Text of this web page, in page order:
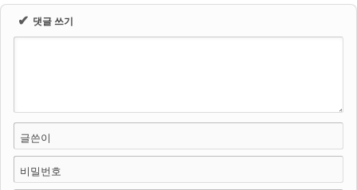
✔ 댓글 쓰기
글쓴이
비밀번호